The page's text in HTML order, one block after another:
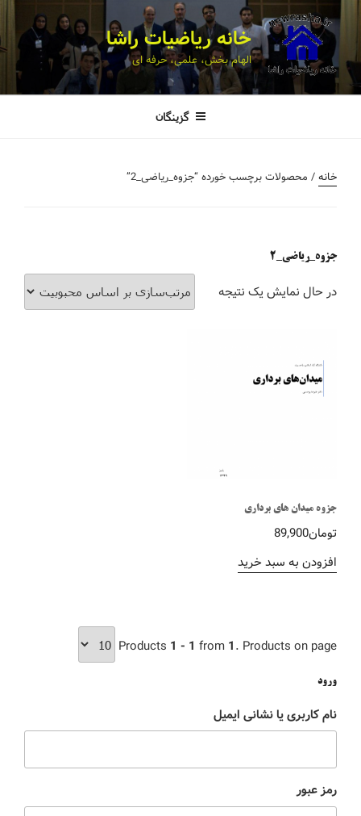
خانه ریاضیات راشا
الهام بخش، علمی، حرفه ای
گزینگان
خانه/ محصولات برچسب خورده “جزوه_ریاضی_2”
جزوه_ریاضی_2
در حال نمایش یک نتیجه
جزوه میدان های برداری
تومان89,900
افزودن به سبد خرید
Products 1 - 1 from 1. Products on page
ورود
نام کاربری یا نشانی ایمیل
رمز عبور